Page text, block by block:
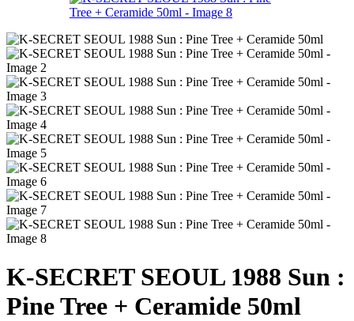
K-SECRET SEOUL 1988 Sun :
Pine Tree + Ceramide 50ml